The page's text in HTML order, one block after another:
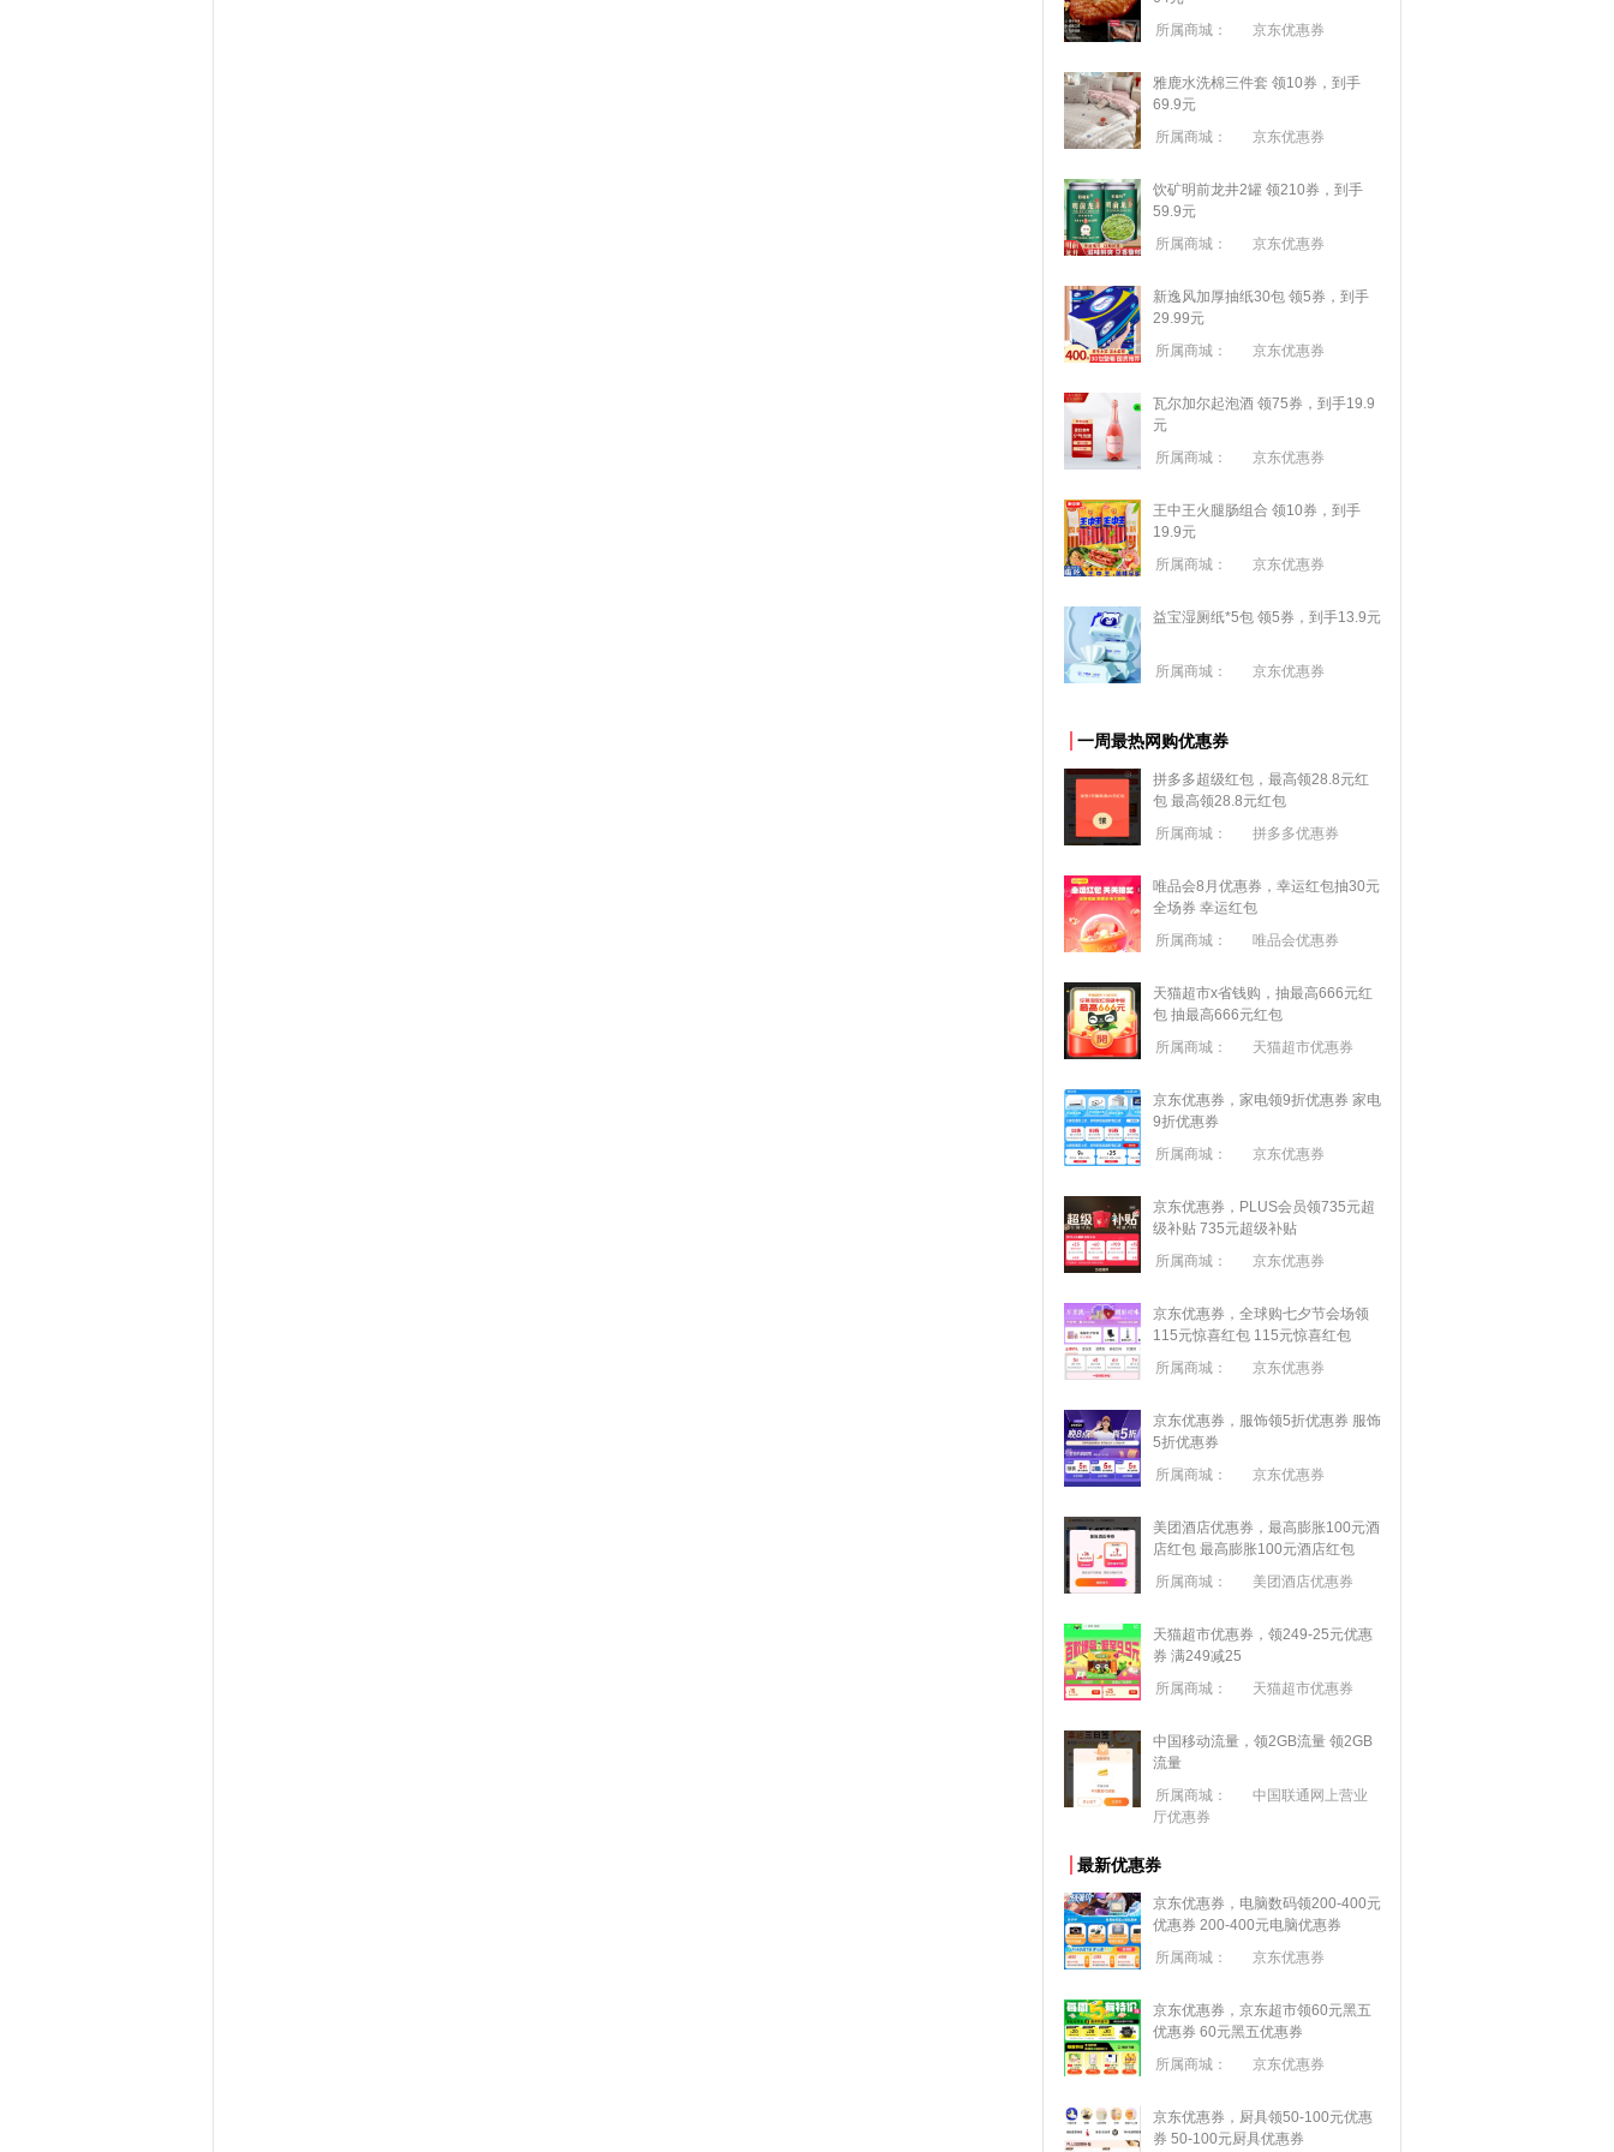
所属商城：
京东优惠券
雅鹿水洗棉三件套 领10券，到手
69.9元
所属商城：
京东优惠券
饮矿明前龙井2罐 领210券，到手
59.9元
所属商城：
京东优惠券
新逸风加厚抽纸30包 领5券，到手
29.99元
所属商城：
京东优惠券
瓦尔加尔起泡酒 领75券，到手19.9
元
所属商城：
京东优惠券
王中王火腿肠组合 领10券，到手
19.9元
所属商城：
京东优惠券
益宝湿厕纸*5包 领5券，到手13.9元
所属商城： 京东优惠券
一周最热网购优惠券
拼多多超级红包，最高领28.8元红
包 最高领28.8元红包
所属商城：
拼多多优惠券
唯品会8月优惠券，幸运红包抽30元
全场券 幸运红包
所属商城：
唯品会优惠券
天猫超市x省钱购，抽最高666元红
包 抽最高666元红包
所属商城：
天猫超市优惠券
京东优惠券，家电领9折优惠券 家电
9折优惠券
所属商城：
京东优惠券
京东优惠券，PLUS会员领735元超
级补贴 735元超级补贴
所属商城：
京东优惠券
京东优惠券，全球购七夕节会场领
115元惊喜红包 115元惊喜红包
所属商城：
京东优惠券
京东优惠券，服饰领5折优惠券 服饰
5折优惠券
所属商城：
京东优惠券
美团酒店优惠券，最高膨胀100元酒
店红包 最高膨胀100元酒店红包
所属商城：
美团酒店优惠券
天猫超市优惠券，领249-25元优惠
券 满249减25
所属商城：
天猫超市优惠券
中国移动流量，领2GB流量 领2GB
流量
所属商城：
中国联通网上营业
厅优惠券
最新优惠券
京东优惠券，电脑数码领200-400元
优惠券 200-400元电脑优惠券
所属商城：
京东优惠券
京东优惠券，京东超市领60元黑五
优惠券 60元黑五优惠券
所属商城：
京东优惠券
京东优惠券，厨具领50-100元优惠
券 50-100元厨具优惠券